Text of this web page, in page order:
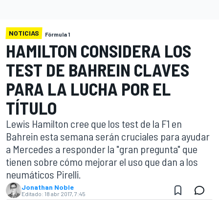
NOTICIAS Fórmula 1
HAMILTON CONSIDERA LOS
TEST DE BAHREIN CLAVES
PARA LA LUCHA POR EL
TÍTULO
Lewis Hamilton cree que los test de la F1 en
Bahrein esta semana serán cruciales para ayudar
a Mercedes a responder la "gran pregunta" que
tienen sobre cómo mejorar el uso que dan a los
neumáticos Pirelli.
Jonathan Noble
Editado: 18 abr 2017, 7:45